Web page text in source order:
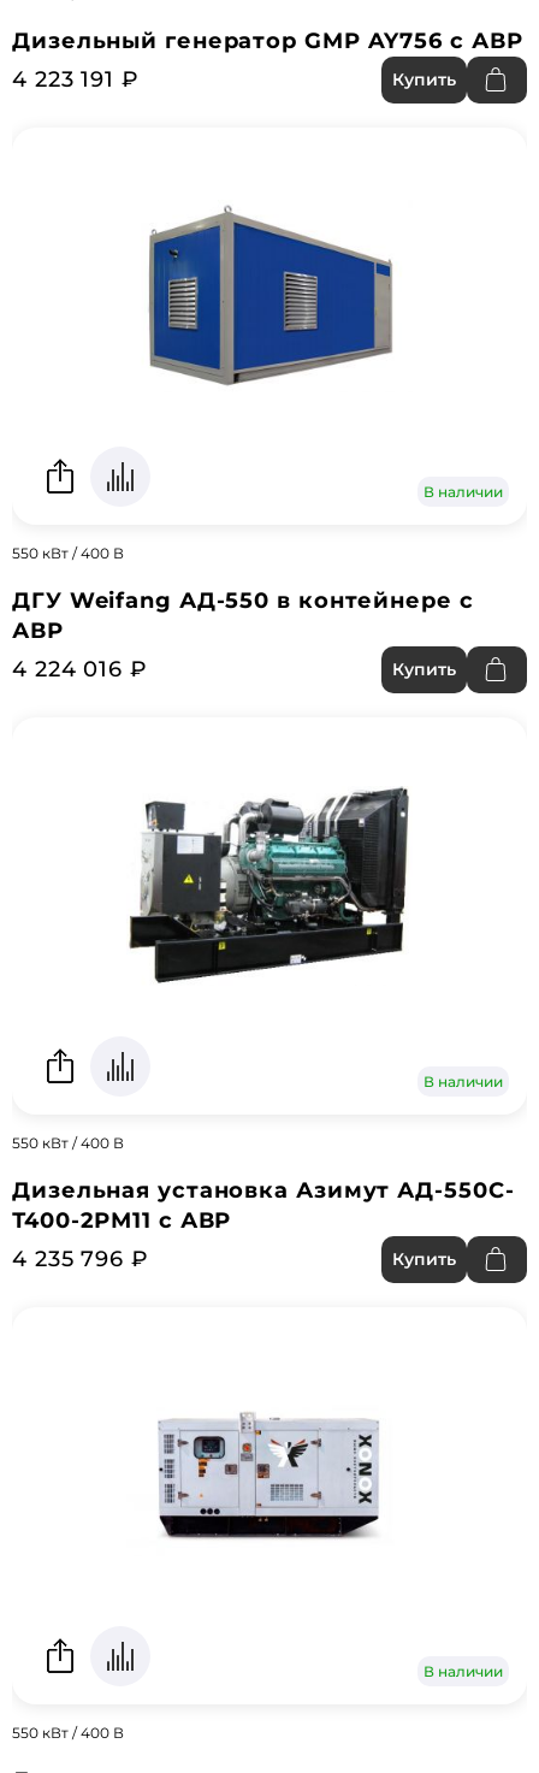
Дизельный генератор GMP AY756 с АВР
4 223 191 ₽
Купить
В наличии
550 кВт / 400 В
ДГУ Weifang АД-550 в контейнере с
АВР
4 224 016 ₽
Купить
В наличии
550 кВт / 400 В
Дизельная установка Азимут АД-550С-
Т400-2РМ11 с АВР
4 235 796 ₽
Купить
В наличии
550 кВт / 400 В